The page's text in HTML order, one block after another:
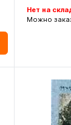
Нет на
Можно